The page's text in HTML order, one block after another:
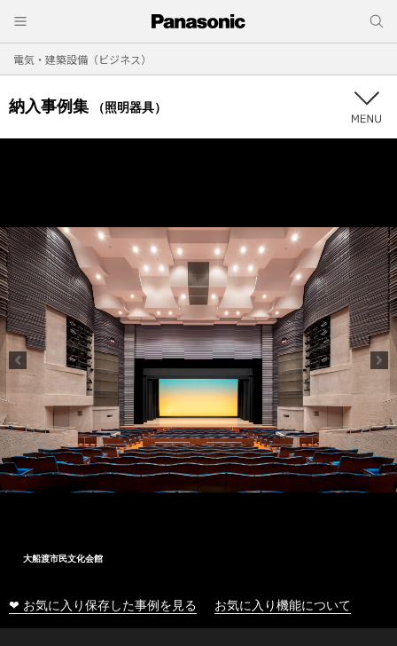
電気・建築設備（ビジネス）
納入事例集 （照明器具）
大船渡市民文化会館
❤ お気に入り保存した事例を見る お気に入り機能について